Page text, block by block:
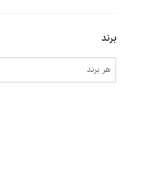
برند
هر برند